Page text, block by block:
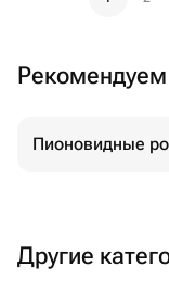
Рекомендуем
Пионовидные
Другие